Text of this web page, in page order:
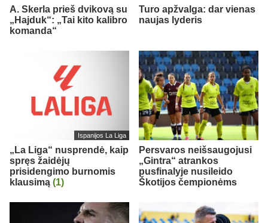
A. Skerla prieš dvikovą su
„Hajduk“: „Tai kito kalibro
komanda“
Turo apžvalga: dar vienas
naujas lyderis
Ispanijos La Liga
„La Liga“ nusprendė, kaip
spręs žaidėjų
prisidengimo burnomis
klausimą (1)
Persvaros neišsaugojusi
„Gintra“ atrankos
pusfinalyje nusileido
Škotijos čempionėms